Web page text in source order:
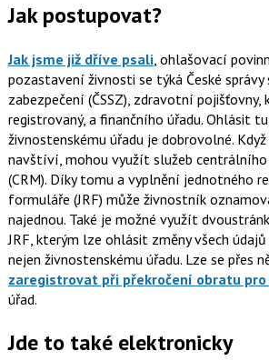
Jak postupovat?
Jak jsme již dříve psali, ohlašovací
pozastavení živnosti se týká České správy
zabezpečení (ČSSZ), zdravotní pojišťovny,
registrovaný, a finančního úřadu. Ohlásit
živnostenskému úřadu je dobrovolné.
navštíví, mohou využít služeb
(CRM). Díky tomu a vyplnění jednotného
formuláře (JRF) může živnostník
najednou. Také je možné využít
JRF, kterým lze ohlásit změny všech
nejen živnostenskému úřadu. Lze se přes
zaregistrovat při překročení obratu pro
úřad.
Jde to také elektronicky